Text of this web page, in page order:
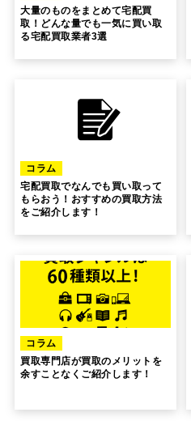
大量のものをまとめて宅配買
取！どんな量でも一気に買い取
る宅配買取業者3選
コラム
宅配買取でなんでも買い取って
もらおう！おすすめの買取方法
をご紹介します！
コラム
買取専門店が買取のメリットを
余すことなくご紹介します！